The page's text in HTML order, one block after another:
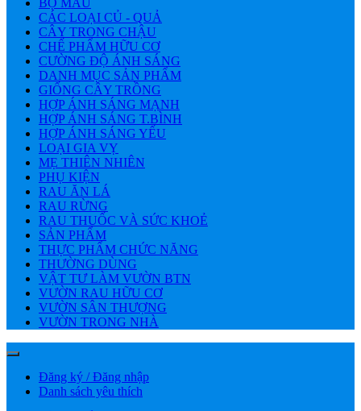
BỘ MẪU
CÁC LOẠI CỦ - QUẢ
CÂY TRONG CHẬU
CHẾ PHẨM HỮU CƠ
CƯỜNG ĐỘ ÁNH SÁNG
DANH MỤC SẢN PHẨM
GIỐNG CÂY TRỒNG
HỢP ÁNH SÁNG MẠNH
HỢP ÁNH SÁNG T.BÌNH
HỢP ÁNH SÁNG YẾU
LOẠI GIA VỴ
MẸ THIÊN NHIÊN
PHỤ KIỆN
RAU ĂN LÁ
RAU RỪNG
RAU THUỐC VÀ SỨC KHOẺ
SẢN PHẨM
THỰC PHẨM CHỨC NĂNG
THƯỜNG DÙNG
VẬT TƯ LÀM VƯỜN BTN
VƯỜN RAU HỮU CƠ
VƯỜN SÂN THƯỢNG
VƯỜN TRONG NHÀ
Đăng ký / Đăng nhập
Danh sách yêu thích